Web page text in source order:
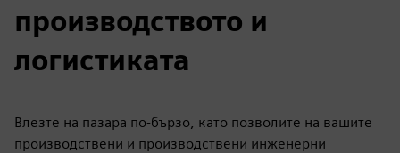
производството и
логистиката
Влезте на пазара по-бързо, като позволите на вашите
производствени и производствени инженерни